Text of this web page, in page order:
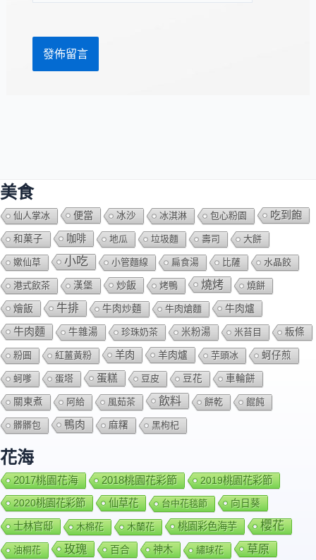
美食
仙人掌冰 便當 冰沙 冰淇淋 包心粉園 吃到飽
和菓子 咖啡 地瓜 垃圾麵 壽司 大餅
嫰仙草 小吃 小管麵線 扁食湯 比薩 水晶餃
港式飲茶 漢堡 炒飯 烤鴨 燒烤 燒餅
燴飯 牛排 牛肉炒麵 牛肉熗麵 牛肉爐
牛肉麵 牛雜湯 珍珠奶茶 米粉湯 米苔目 粄條
粉圓 紅薑黃粉 羊肉 羊肉爐 芋頭冰 蚵仔煎
蚵嗲 蛋塔 蛋糕 豆皮 豆花 車輪餅
關東煮 阿給 風茹茶 飲料 餅乾 餛飩
髒髒包 鴨肉 麻糬 黑枸杞
花海
2017桃園花海 2018桃園花彩節
2019桃園花彩節
2020桃園花彩節
仙草花 台中花毯節 向日葵
士林官邸 木棉花 木蘭花 桃園彩色海芋 櫻花
油桐花 玫瑰 百合 神木 繡球花 草原